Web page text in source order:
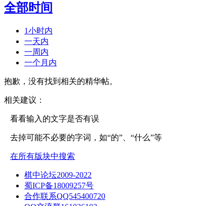
全部时间
1小时内
一天内
一周内
一个月内
抱歉，没有找到相关的精华帖。
相关建议：
看看输入的文字是否有误
去掉可能不必要的字词，如“的”、“什么”等
在所有版块中搜索
棋中论坛2009-2022
蜀ICP备18009257号
合作联系QQ545400720